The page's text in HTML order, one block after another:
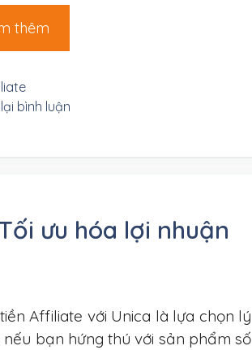
thêm
bình luận
ưu hóa lợi nhuận
Affiliate với Unica là lựa chọn lý
nếu bạn hứng thú với sản phẩm số